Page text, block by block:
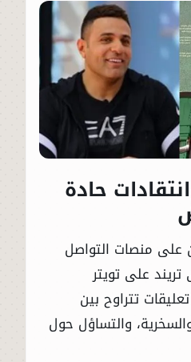
حادة
على منصات التواصل
تريند على تويتر
تتراوح بين
والتساؤل حول